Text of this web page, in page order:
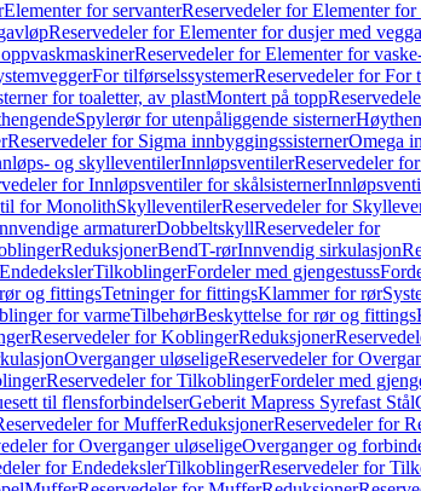
Elementer for servanterReservedeler for Elementer for
Reservedeler for Elementer for dusjer med
Reservedeler for Elementer for
For tilførselssystemerReservedeler for For
for toaletter, av plastMontert på topp
Spylerør for utenpåliggende sisterner
Reservedeler for Sigma innbyggingssisternerOmega
og skylleventilerInnløpsventilerReservedeler
for Innløpsventiler for skålsisterner
for MonolithSkylleventilerReservedeler for
armaturerDobbeltskyllReservedeler for
ReduksjonerBendT-rørInnvendig sirkulasjon
EndedekslerTilkoblingerFordeler med gjengestuss
og fittingsTetninger for fittingsKlammer for rør
for varmeTilbehørBeskyttelse for rør og fittings
Reservedeler for KoblingerReduksjoner
Overganger uløseligeReservedeler for
Reservedeler for TilkoblingerFordeler med
til flensforbindelserGeberit Mapress Syrefast Stål
for MufferReduksjonerReservedeler for
for Overganger uløseligeOverganger og
for EndedekslerTilkoblingerReservedeler for